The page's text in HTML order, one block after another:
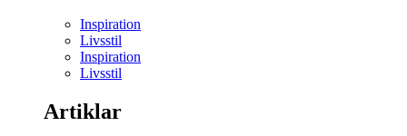
Inspiration
Livsstil
Inspiration
Livsstil
Artiklar